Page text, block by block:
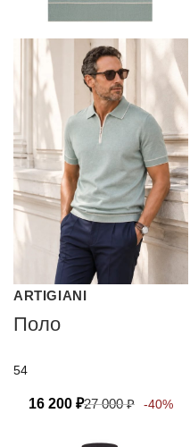
ARTIGIANI
Поло
54
16 200 ₽27 000₽ -40%